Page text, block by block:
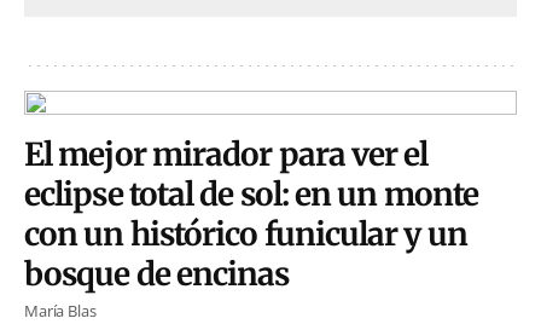
El mejor mirador para ver el
eclipse total de sol: en un monte
con un histórico funicular y un
bosque de encinas
María Blas